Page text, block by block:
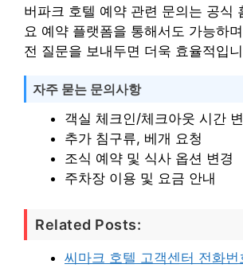
버파크 호텔 예약 관련 문의는 공식
요 예약 플랫폼을 통해서도 가능하
전 질문을 보내두면 더욱 효율적입
자주 묻는 문의사항
객실 체크인/체크아웃 시간
추가 침구류, 베개 요청
조식 예약 및 식사 옵션 변경
주차장 이용 및 요금 안내
Related Posts:
씨마크 호텔 고객센터 전화번